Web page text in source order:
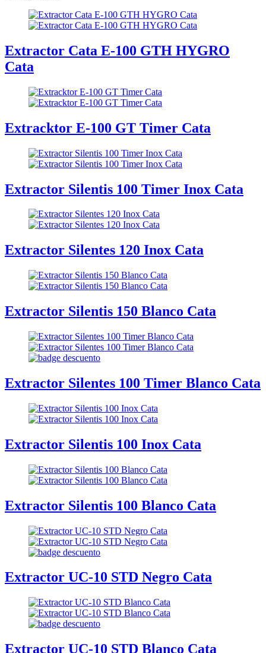
Extractor Cata E-100 GTH HYGRO
Cata
Extracktor E-100 GT Timer Cata
Extractor Silentis 100 Timer Inox Cata
Extractor Silentes 120 Inox Cata
Extractor Silentis 150 Blanco Cata
Extractor Silentes 100 Timer Blanco Cata
Extractor Silentis 100 Inox Cata
Extractor Silentis 100 Blanco Cata
Extractor UC-10 STD Negro Cata
Extractor UC-10 STD Blanco Cata